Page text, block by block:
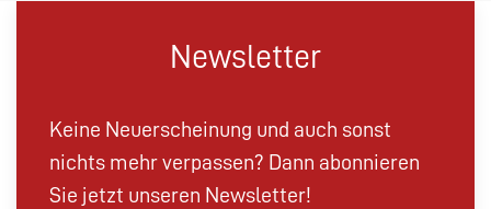
Newsletter
Keine Neuerscheinung und auch sonst
nichts mehr verpassen? Dann abonnieren
Sie jetzt unseren Newsletter!